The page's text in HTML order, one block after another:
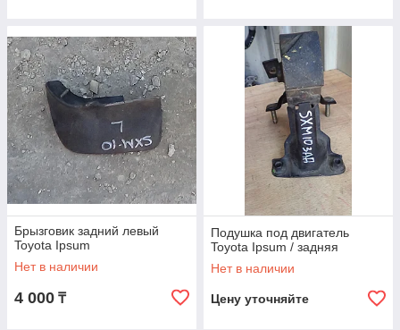
Брызговик задний левый
Toyota Ipsum
Нет в наличии
4 000 ₸
Подушка под двигатель
Toyota Ipsum / задняя
Нет в наличии
Цену уточняйте